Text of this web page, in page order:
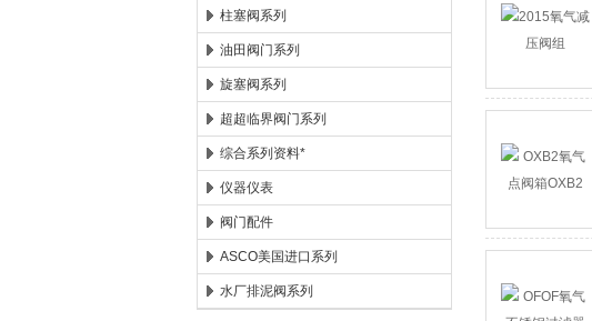
柱塞阀系列
油田阀门系列
旋塞阀系列
超超临界阀门系列
综合系列资料*
仪器仪表
阀门配件
ASCO美国进口系列
水厂排泥阀系列